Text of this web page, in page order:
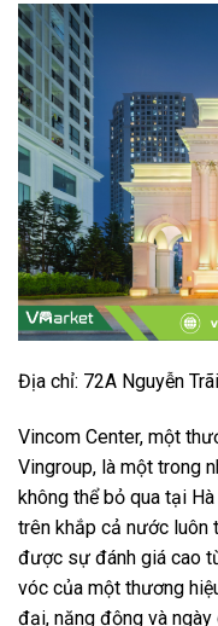
Địa chỉ: 72A Nguyễn
Vincom Center, một
Vingroup, là một trong
không thể bỏ qua tại
trên khắp cả nước luôn
được sự đánh giá cao
vóc của một thương
đại, năng động và ngày